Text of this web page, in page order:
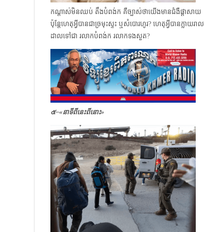
កណ្តាស់​មិន​ឈប់ តឹង​បំពង់ក គឺ​ច្បាស់​ថា​យើង​មាន​ជំងឺ​ផ្តាសាយ
ប៉ុន្តែ​ហេតុ​អ្វី​បាន​ជា​ច្រមុះ​ស្ទះ ឬ​សំបោរ​ហូរ? ហេតុ​អ្វី​បានក្លាយ​រាល
ដាល​ទៅ​ជា ​​​រលាក​​បំពង់ក រលាកទង​សួត?​
๕–«នាទីពីនេះពីនោះ»